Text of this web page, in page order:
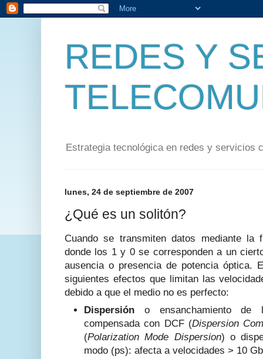
REDES Y
Estrategia tecnológica en redes y servicios
lunes, 24 de septiembre de 2007
¿Qué es un solitón?
Cuando se transmiten datos mediante la
donde los 1 y 0 se corresponden a un
ausencia o presencia de potencia óptica.
siguientes efectos que limitan las
debido a que el medio no es perfecto:
Dispersión o ensanchamiento de
compensada con DCF (Dispersion
(Polarization Mode Dispersion) o
modo (ps): afecta a velocidades > 10